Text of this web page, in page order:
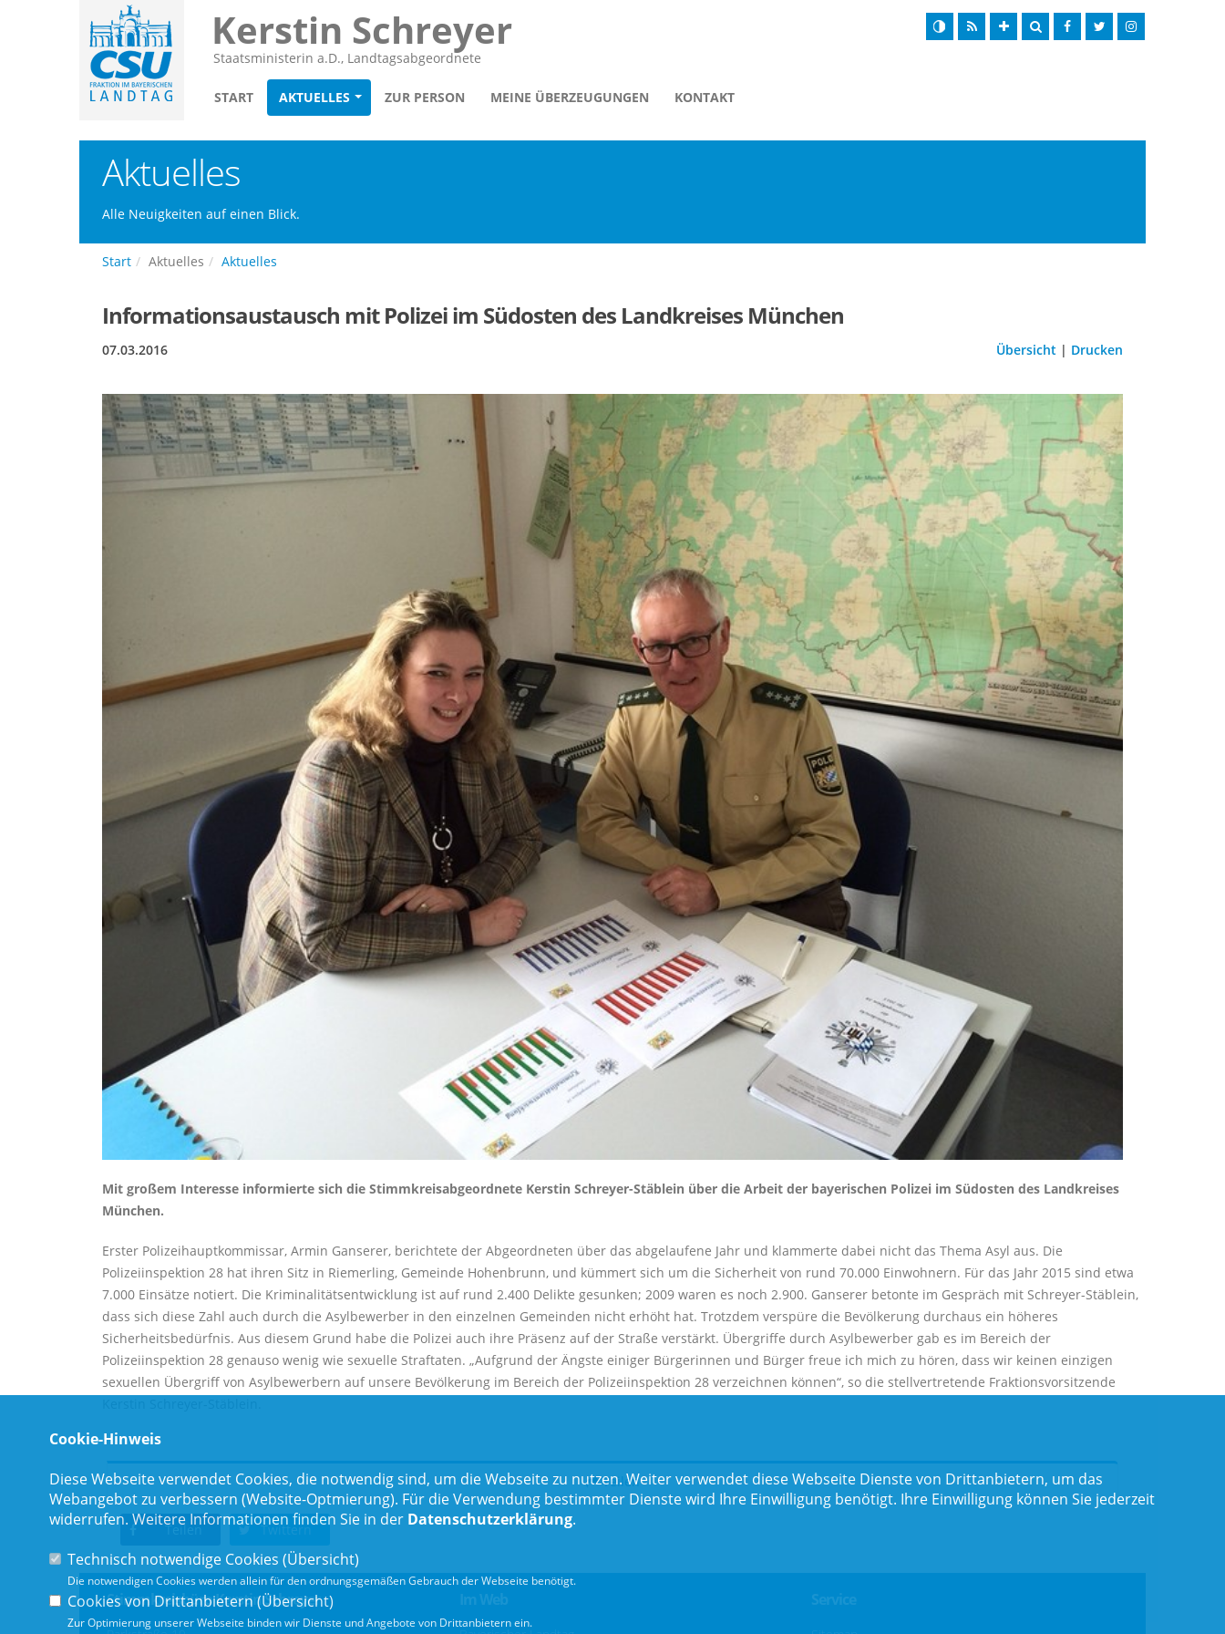
Kerstin Schreyer
Staatsministerin a.D., Landtagsabgeordnete
START AKTUELLES ZUR PERSON MEINE ÜBERZEUGUNGEN KONTAKT
Aktuelles
Alle Neuigkeiten auf einen Blick.
Start Aktuelles Aktuelles
Informationsaustausch mit Polizei im Südosten des Landkreises München
07.03.2016 Übersicht | Drucken
Mit großem Interesse informierte sich die Stimmkreisabgeordnete Kerstin Schreyer-Stäblein über die Arbeit der bayerischen Polizei im Südosten des Landkreises
München.
Erster Polizeihauptkommissar, Armin Ganserer, berichtete der Abgeordneten über das abgelaufene Jahr und klammerte dabei nicht das Thema Asyl aus. Die
Polizeiinspektion 28 hat ihren Sitz in Riemerling, Gemeinde Hohenbrunn, und kümmert sich um die Sicherheit von rund 70.000 Einwohnern. Für das Jahr 2015 sind etwa
7.000 Einsätze notiert. Die Kriminalitätsentwicklung ist auf rund 2.400 Delikte gesunken; 2009 waren es noch 2.900. Ganserer betonte im Gespräch mit Schreyer-Stäblein,
dass sich diese Zahl auch durch die Asylbewerber in den einzelnen Gemeinden nicht erhöht hat. Trotzdem verspüre die Bevölkerung durchaus ein höheres
Sicherheitsbedürfnis. Aus diesem Grund habe die Polizei auch ihre Präsenz auf der Straße verstärkt. Übergriffe durch Asylbewerber gab es im Bereich der
Polizeiinspektion 28 genauso wenig wie sexuelle Straftaten. „Aufgrund der Ängste einiger Bürgerinnen und Bürger freue ich mich zu hören, dass wir keinen einzigen
sexuellen Übergriff von Asylbewerbern auf unsere Bevölkerung im Bereich der Polizeiinspektion 28 verzeichnen können“, so die stellvertretende Fraktionsvorsitzende
Teilen
Teilen Twittern
Stimmkreisbüro Kerstin Schreyer Im Web Service
Cookie-Hinweis
Diese Webseite verwendet Cookies, die notwendig sind, um die Webseite zu nutzen. Weiter verwendet diese Webseite Dienste von Drittanbietern, um das
Webangebot zu verbessern (Website-Optmierung). Für die Verwendung bestimmter Dienste wird Ihre Einwilligung benötigt. Ihre Einwilligung können Sie jederzeit
widerrufen. Weitere Informationen finden Sie in der Datenschutzerklärung.
Technisch notwendige Cookies (Übersicht)
Die notwendigen Cookies werden allein für den ordnungsgemäßen Gebrauch der Webseite benötigt.
Cookies von Drittanbietern (Übersicht)
Zur Optimierung unserer Webseite binden wir Dienste und Angebote von Drittanbietern ein.